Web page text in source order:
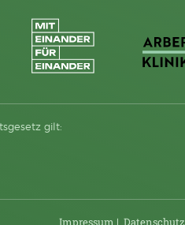
gilt:
Impressum | Datenschutz